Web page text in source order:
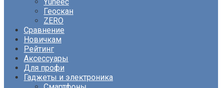
Геоскан
ZERO
Сравнение
Новичкам
Рейтинг
Аксессуары
Для профи
Гаджеты и электроника